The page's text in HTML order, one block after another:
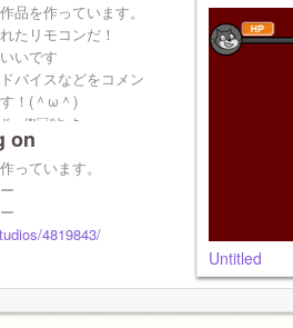
品を作っています。
たリモコンだ！
いです
バイスなどをコメン
！(＾ω＾)
ー(*'▽')ﾔｯﾀｰ
on
っています。
4819843/
Untitled